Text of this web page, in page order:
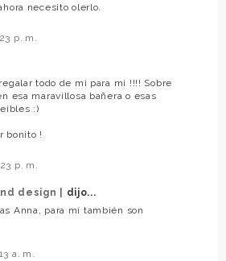
necesito olerlo.
p. m.
todo de mi para mi !!!! Sobre
esa maravillosa bañera o esas
:)
bonito !
p. m.
design |
dijo...
Anna, para mí también son
a. m.